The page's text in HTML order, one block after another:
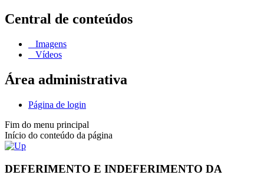
Central de conteúdos
Imagens
Vídeos
Área administrativa
Página de login
Fim do menu principal
Início do conteúdo da página
DEFERIMENTO E INDEFERIMENTO DA